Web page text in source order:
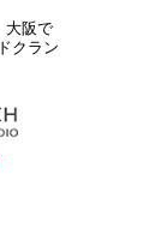
大阪で
クラン